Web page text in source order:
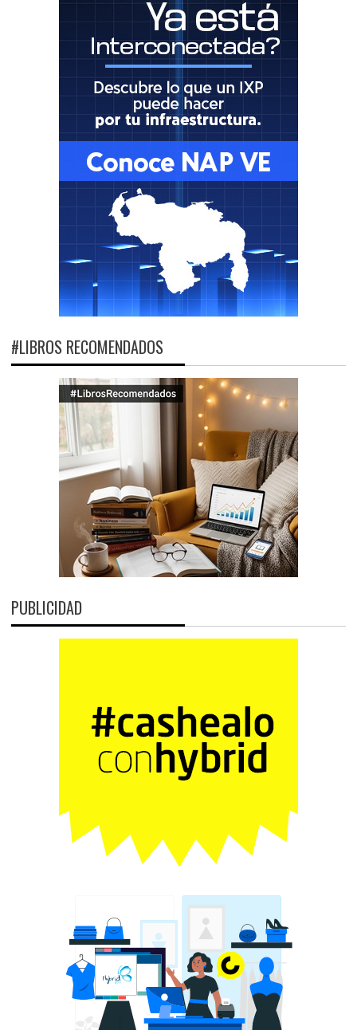
#LIBROS RECOMENDADOS
PUBLICIDAD